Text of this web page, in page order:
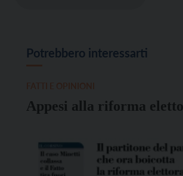
Potrebbero interessarti
Appesi alla riforma